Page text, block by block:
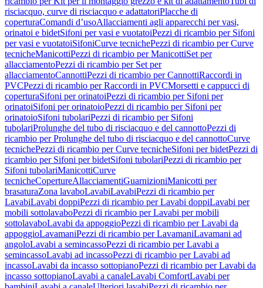
risciacquo, curve di risciacquo e adattatoriPlacche di
coperturaComandi d’usoAllacciamenti agli apparecchi per vasi,
orinatoi e bidetSifoni per vasi e vuotatoiPezzi di ricambio per Sifoni
per vasi e vuotatoiSifoniCurve tecnichePezzi di ricambio per Curve
tecnicheManicottiPezzi di ricambio per ManicottiSet per
allacciamentoPezzi di ricambio per Set per
allacciamentoCannottiPezzi di ricambio per CannottiRaccordi in
PVCPezzi di ricambio per Raccordi in PVCMorsetti e cappucci di
coperturaSifoni per orinatoiPezzi di ricambio per Sifoni per
orinatoiSifoni per orinatoioPezzi di ricambio per Sifoni per
orinatoioSifoni tubolariPezzi di ricambio per Sifoni
tubolariProlunghe del tubo di risciacquo e del cannottoPezzi di
ricambio per Prolunghe del tubo di risciacquo e del cannottoCurve
tecnichePezzi di ricambio per Curve tecnicheSifoni per bidetPezzi di
ricambio per Sifoni per bidetSifoni tubolariPezzi di ricambio per
Sifoni tubolariManicottiCurve
tecnicheCopertureAllacciamentiGuarnizioniManicotti per
brasaturaZona lavaboLavabiLavabiPezzi di ricambio per
LavabiLavabi doppiPezzi di ricambio per Lavabi doppiLavabi per
mobili sottolavaboPezzi di ricambio per Lavabi per mobili
sottolavaboLavabi da appoggioPezzi di ricambio per Lavabi da
appoggioLavamaniPezzi di ricambio per LavamaniLavamani ad
angoloLavabi a semincassoPezzi di ricambio per Lavabi a
semincassoLavabi ad incassoPezzi di ricambio per Lavabi ad
incassoLavabi da incasso sottopianoPezzi di ricambio per Lavabi da
incasso sottopianoLavabi a canaleLavabi ComfortLavabi per